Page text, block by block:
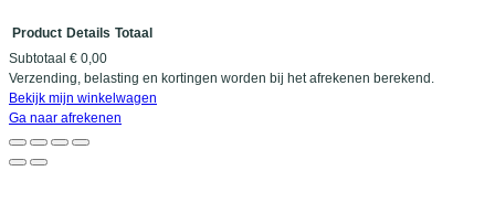
Producten
in
winkelwagen
Product Details Totaal
Subtotaal € 0,00
Verzending, belasting en kortingen worden bij het afrekenen berekend.
Bekijk mijn winkelwagen
Ga naar afrekenen